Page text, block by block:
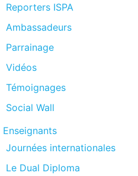
Reporters ISPA
Ambassadeurs
Parrainage
Vidéos
Témoignages
Social Wall
Enseignants
Journées internationales
Le Dual Diploma